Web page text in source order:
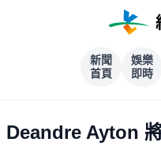
新聞
首頁
娛樂
即時
Deandre Ayton